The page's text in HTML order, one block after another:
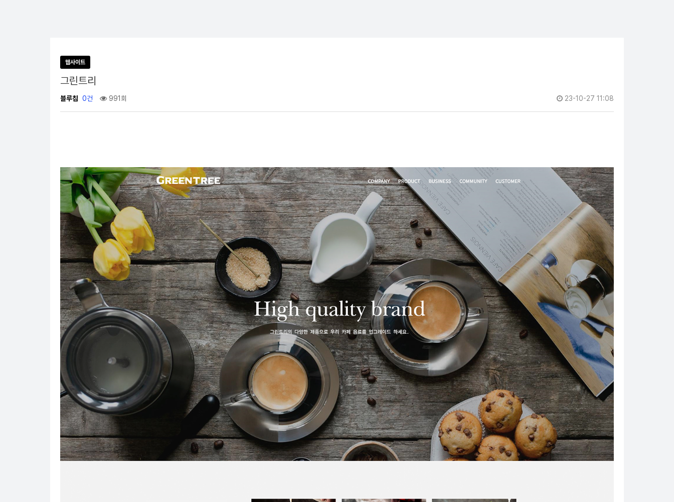
웹사이트
그린트리
블루칩 0건 991회 23-10-27 11:08